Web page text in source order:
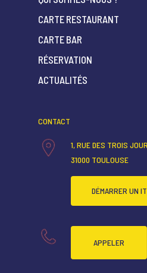
CARTE RESTAURANT
CARTE BAR
RÉSERVATION
ACTUALITÉS
CONTACT
1, RUE DES TROIS
31000 TOULOUSE
DÉMARRER UN
APPELER